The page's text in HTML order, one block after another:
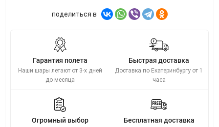
поделиться в
Гарантия полета
Наши шары летают от 3-х дней
до месяца
Быстрая доставка
Доставка по Екатеринбургу от 1
часа
Огромный выбор Бесплатная доставка